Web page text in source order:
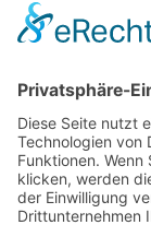
Wo Mediation
Konfrontation
Neuanfang